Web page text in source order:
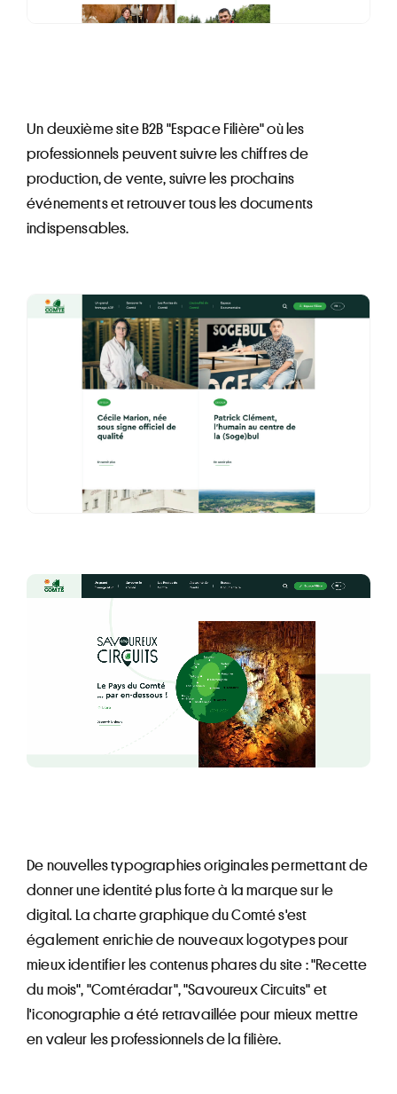
Un deuxième site B2B "Espace Filière" où les
professionnels peuvent suivre les chiffres de
production, de vente, suivre les prochains
événements et retrouver tous les documents
indispensables.
De nouvelles typographies originales permettant de
donner une identité plus forte à la marque sur le
digital. La charte graphique du Comté s'est
également enrichie de nouveaux logotypes pour
mieux identifier les contenus phares du site : "Recette
du mois", "Comtéradar", "Savoureux Circuits" et
l'iconographie a été retravaillée pour mieux mettre
en valeur les professionnels de la filière.